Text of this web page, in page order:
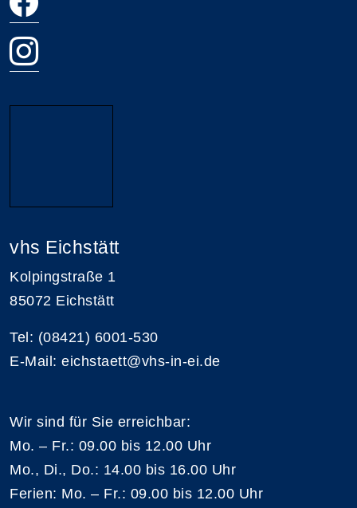
vhs Eichstätt
Kolpingstraße 1
85072 Eichstätt
Tel: (08421) 6001-530
E-Mail: eichstaett@vhs-in-ei.de
Wir sind für Sie erreichbar:
Mo. – Fr.: 09.00 bis 12.00 Uhr
Mo., Di., Do.: 14.00 bis 16.00 Uhr
Ferien: Mo. – Fr.: 09.00 bis 12.00 Uhr